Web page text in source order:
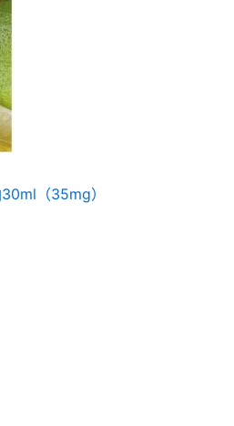
（35mg）